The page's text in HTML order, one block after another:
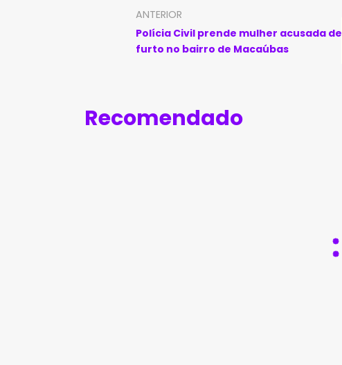
ANTERIOR
Polícia Civil prende mulher acusada de
furto no bairro de Macaúbas
Recomendado